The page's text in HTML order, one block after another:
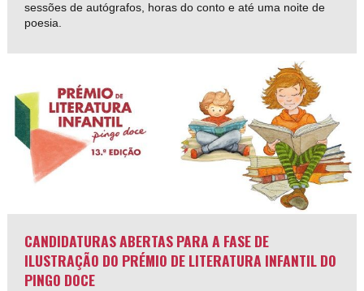
sessões de autógrafos, horas do conto e até uma noite de
poesia.
CANDIDATURAS ABERTAS PARA A FASE DE
ILUSTRAÇÃO DO PRÉMIO DE LITERATURA INFANTIL DO
PINGO DOCE